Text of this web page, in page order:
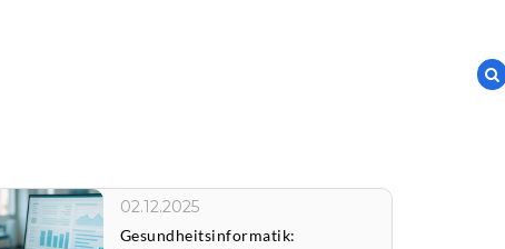
02.12.2025
Gesundheitsinformatik: